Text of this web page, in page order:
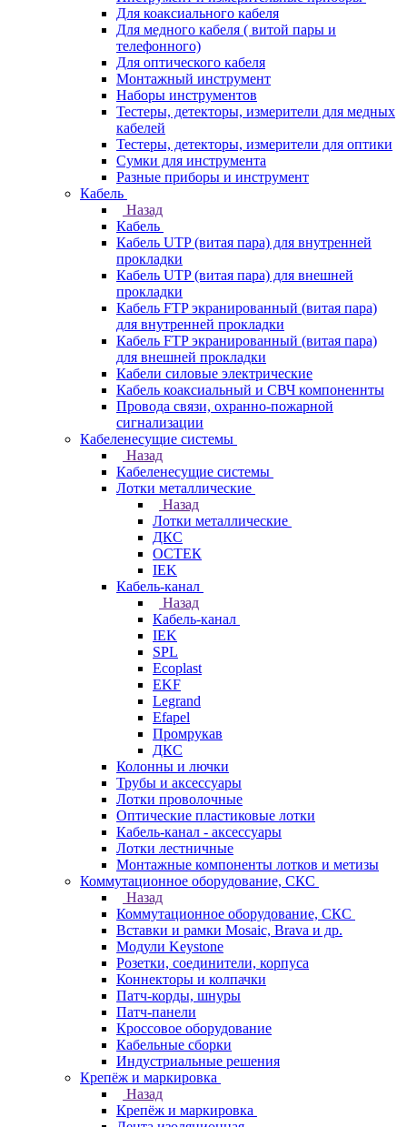
Для коаксиального кабеля
Для медного кабеля ( витой пары и
телефонного)
Для оптического кабеля
Монтажный инструмент
Наборы инструментов
Тестеры, детекторы, измерители для медных
кабелей
Тестеры, детекторы, измерители для оптики
Сумки для инструмента
Разные приборы и инструмент
Кабель
Назад
Кабель
Кабель UTP (витая пара) для внутренней
прокладки
Кабель UTP (витая пара) для внешней
прокладки
Кабель FTP экранированный (витая пара)
для внутренней прокладки
Кабель FTP экранированный (витая пара)
для внешней прокладки
Кабели силовые электрические
Кабель коаксиальный и СВЧ компоненнты
Провода связи, охранно-пожарной
сигнализации
Кабеленесущие системы
Назад
Кабеленесущие системы
Лотки металлические
Назад
Лотки металлические
ДКС
ОСТЕК
IEK
Кабель-канал
Назад
Кабель-канал
IEK
SPL
Ecoplast
EKF
Legrand
Efapel
Промрукав
ДКС
Колонны и лючки
Трубы и аксессуары
Лотки проволочные
Оптические пластиковые лотки
Кабель-канал - аксессуары
Лотки лестничные
Монтажные компоненты лотков и метизы
Коммутационное оборудование, СКС
Назад
Коммутационное оборудование, СКС
Вставки и рамки Mosaic, Brava и др.
Модули Keystone
Розетки, соединители, корпуса
Коннекторы и колпачки
Патч-корды, шнуры
Патч-панели
Кроссовое оборудование
Кабельные сборки
Индустриальные решения
Крепёж и маркировка
Назад
Крепёж и маркировка